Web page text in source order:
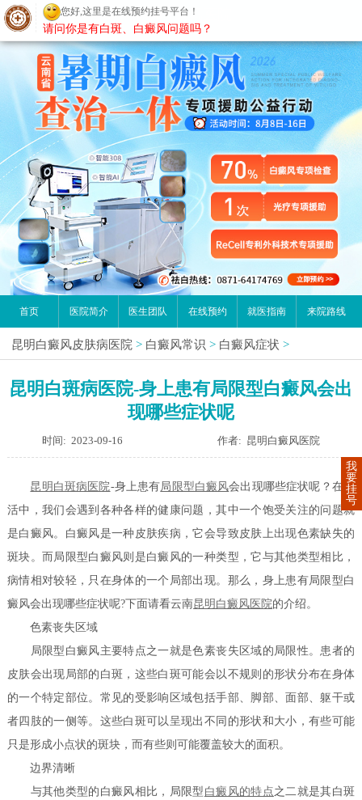
昆明白癜风医院
首页 医院简介 医生团队 在线预约 就医指南 来院路线
昆明白癜风皮肤病医院 > 白癜风常识 > 白癜风症状 >
昆明白斑病医院-身上患有局限型白癜风会出
现哪些症状呢
时间: 2023-09-16 作者: 昆明白癜风医院
昆明白斑病医院-身上患有局限型白癜风会出现哪些症状呢？在生
活中，我们会遇到各种各样的健康问题，其中一个饱受关注的问题就
是白癜风。白癜风是一种皮肤疾病，它会导致皮肤上出现色素缺失的
斑块。而局限型白癜风则是白癜风的一种类型，它与其他类型相比，
病情相对较轻，只在身体的一个局部出现。那么，身上患有局限型白
癜风会出现哪些症状呢?下面请看云南昆明白癜风医院的介绍。
色素丧失区域
局限型白癜风主要特点之一就是色素丧失区域的局限性。患者的
皮肤会出现局部的白斑，这些白斑可能会以不规则的形状分布在身体
的一个特定部位。常见的受影响区域包括手部、脚部、面部、躯干或
者四肢的一侧等。这些白斑可以呈现出不同的形状和大小，有些可能
只是形成小点状的斑块，而有些则可能覆盖较大的面积。
边界清晰
与其他类型的白癜风相比，局限型 白癜风的特点之二就是其白斑
我
要
挂
号
您好,这里是在线预约挂号平台！
请问你是有白斑、白癜风问题吗？